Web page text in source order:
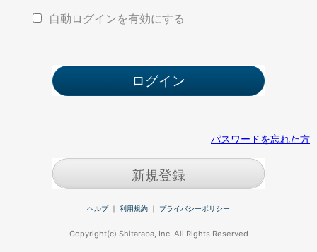
自動ログインを有効にする
パスワードを忘れた方
新規登録
ヘルプ｜ 利用規約 ｜ プライバシーポリシー
Copyright(c) Shitaraba, Inc. All Rights Reserved